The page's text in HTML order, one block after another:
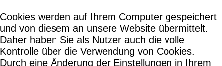
Cookies werden auf Ihrem Computer gespeichert
und von diesem an unsere Website übermittelt.
Daher haben Sie als Nutzer auch die volle
Kontrolle über die Verwendung von Cookies.
Durch eine Änderung der Einstellungen in Ihrem